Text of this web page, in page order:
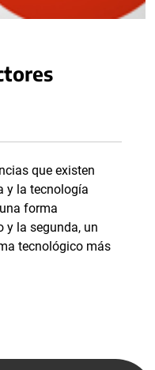
que existen
y la tecnología
forma
y la segunda, un
tecnológico más